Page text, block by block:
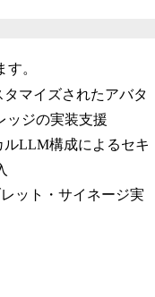
。
マイズされたアバタ
ッジの実装支援
LLM構成によるセキ
ット・サイネージ実